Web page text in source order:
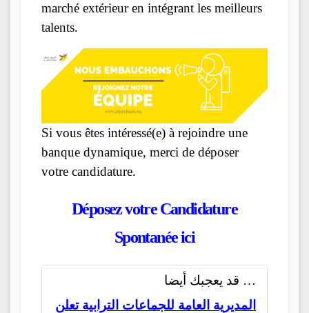
marché extérieur en intégrant les meilleurs
talents.
Si vous êtes intéressé(e) à rejoindre une
banque dynamique, merci de déposer
votre candidature.
Déposez votre Candidature
Spontanée ici
قد يعجبك أيضا …
المديرية العامة للجماعات الترابية تعلن